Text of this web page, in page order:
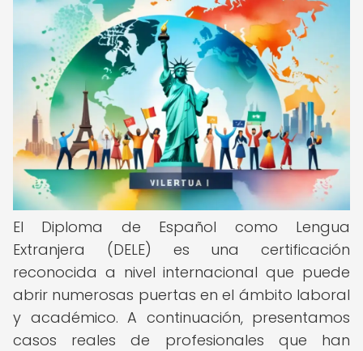
El Diploma de Español como Lengua
Extranjera (DELE) es una certificación
reconocida a nivel internacional que puede
abrir numerosas puertas en el ámbito laboral
y académico. A continuación, presentamos
casos reales de profesionales que han